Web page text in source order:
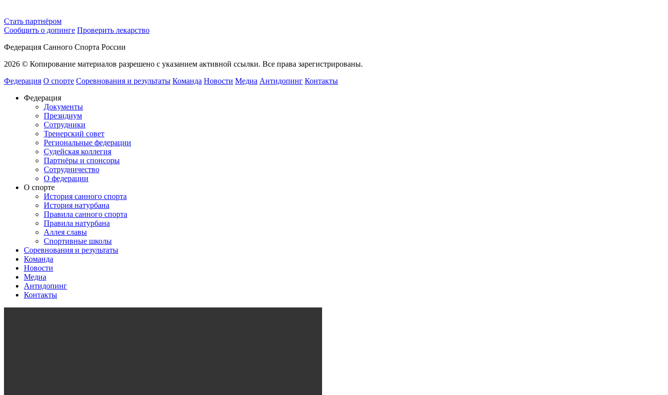
Cтать партнёром
Сообщить о допинге Проверить лекарство
Федерация Санного Спорта России
2026 © Копирование материалов разрешено с указанием активной ссылки. Все права зарегистрированы.
Федерация О спорте Соревнования и результаты Команда Новости Медиа Антидопинг Контакты
Федерация
Документы
Президиум
Сотрудники
Тренерский совет
Региональные федерации
Судейская коллегия
Партнёры и спонсоры
Сотрудничество
О федерации
О спорте
История санного спорта
История натурбана
Правила санного спорта
Правила натурбана
Аллея славы
Спортивные школы
Соревнования и результаты
Команда
Новости
Медиа
Антидопинг
Контакты